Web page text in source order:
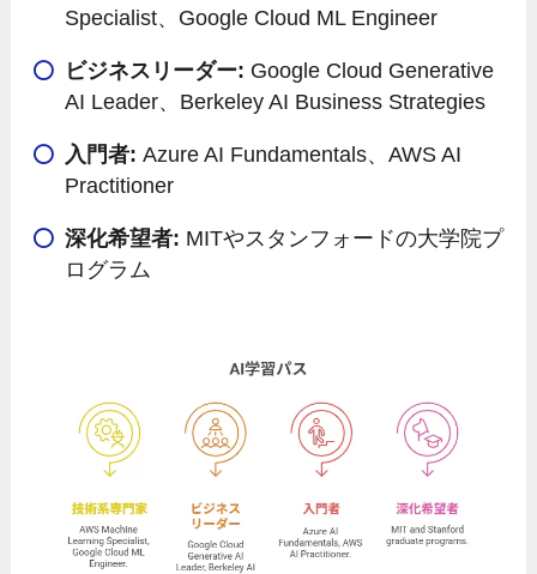
Specialist、Google Cloud ML Engineer
ビジネスリーダー: Google Cloud Generative
AI Leader、Berkeley AI Business Strategies
入門者: Azure AI Fundamentals、AWS AI
Practitioner
深化希望者: MITやスタンフォードの大学院プ
ログラム